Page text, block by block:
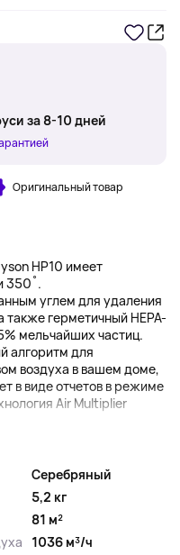
за 8-10 дней
Оригинальный товар
HP10 имеет
350˚.
углем для удаления
также герметичный HEPA-
мельчайших частиц.
алгоритм для
воздуха в вашем доме,
в виде отчетов в режиме
Air Multiplier
Серебряный
5,2 кг
81 м²
1036 м³/ч